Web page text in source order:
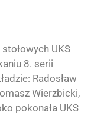
UKS
8. serii
Radosław
Wierzbicki,
pokonała UKS